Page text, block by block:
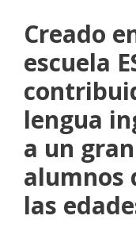
Creado
escuela
lengua
a un
alumnos
las